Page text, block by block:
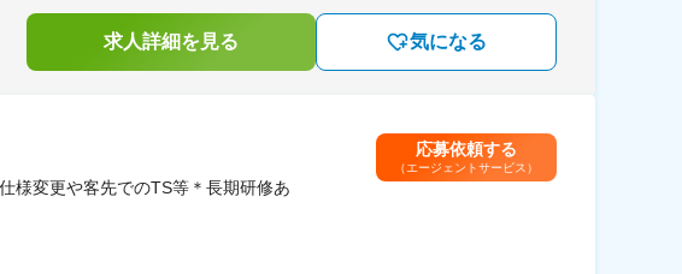
求人詳細を見る 気になる
様変更や客先でのTS等＊長期研修あ
応募依頼する
（エージェントサービス）